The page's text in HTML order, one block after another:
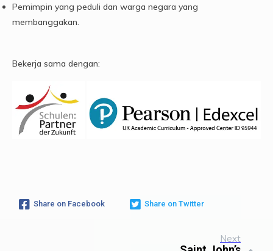
Pemimpin yang peduli dan warga negara yang
membanggakan.
Bekerja sama dengan:
Share on Facebook Share on Twitter
Next